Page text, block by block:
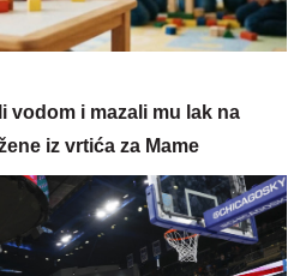
vodom i mazali mu lak na
iz vrtića za Mame